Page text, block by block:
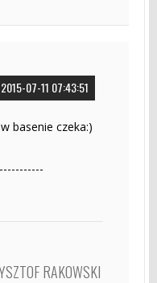
07-11 07:43:51
basenie czeka:)
RAKOWSKI